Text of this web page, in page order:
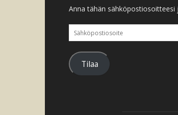
Anna tähän sähköpostiosoitteesi
Sähköpostiosoite
Tilaa